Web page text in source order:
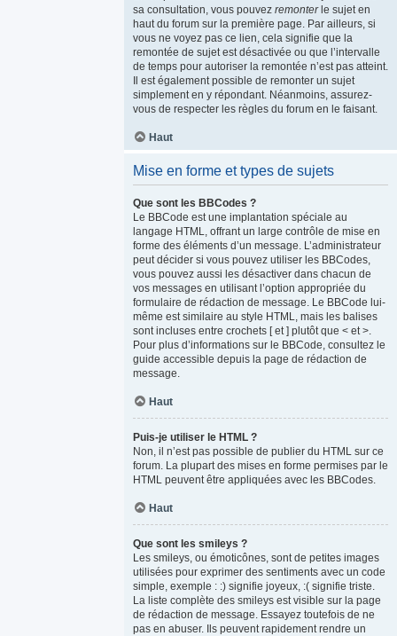
sa consultation, vous pouvez remonterle sujet en
haut du forum sur la première page. Par ailleurs, si
vous ne voyez pas ce lien, cela signifie que la
remontée de sujet est désactivée ou que l’intervalle
de temps pour autoriser la remontée n’est pas atteint.
Il est également possible de remonter un sujet
simplement en y répondant. Néanmoins, assurez-
vous de respecter les règles du forum en le faisant.
Haut
Mise en forme et types de sujets
Que sont les BBCodes ?
Le BBCode est une implantation spéciale au
langage HTML, offrant un large contrôle de mise en
forme des éléments d’un message. L’administrateur
peut décider si vous pouvez utiliser les BBCodes,
vous pouvez aussi les désactiver dans chacun de
vos messages en utilisant l’option appropriée du
formulaire de rédaction de message. Le BBCode lui-
même est similaire au style HTML, mais les balises
sont incluses entre crochets [ et ] plutôt que < et >.
Pour plus d’informations sur le BBCode, consultez le
guide accessible depuis la page de rédaction de
message.
Haut
Puis-je utiliser le HTML ?
Non, il n’est pas possible de publier du HTML sur ce
forum. La plupart des mises en forme permises par le
HTML peuvent être appliquées avec les BBCodes.
Haut
Que sont les smileys ?
Les smileys, ou émoticônes, sont de petites images
utilisées pour exprimer des sentiments avec un code
simple, exemple : :) signifie joyeux, :( signifie triste.
La liste complète des smileys est visible sur la page
de rédaction de message. Essayez toutefois de ne
pas en abuser. Ils peuvent rapidement rendre un